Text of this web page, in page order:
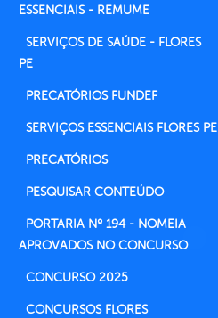
ESSENCIAIS - REMUME
SERVIÇOS DE SAÚDE - FLORES
PE
PRECATÓRIOS FUNDEF
SERVIÇOS ESSENCIAIS FLORES PE
PRECATÓRIOS
PESQUISAR CONTEÚDO
PORTARIA Nº 194 - NOMEIA
APROVADOS NO CONCURSO
CONCURSO 2025
CONCURSOS FLORES